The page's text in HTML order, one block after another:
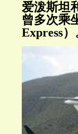
爱泼斯坦
曾多次乘
Express）